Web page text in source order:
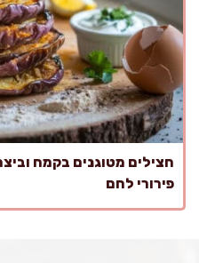
פירורי לחם